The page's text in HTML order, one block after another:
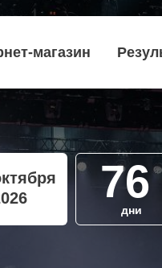
магазин
дни
76